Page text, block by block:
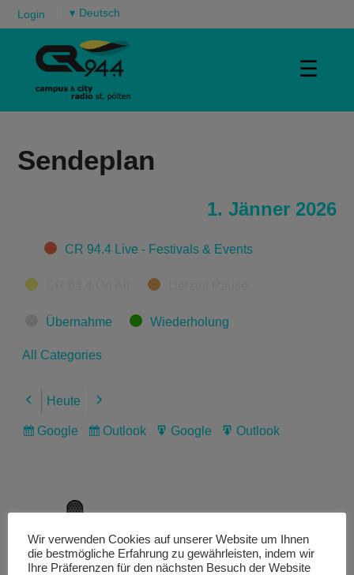
Login ▾
☰
Sendeplan
1. Jänner 2026
CategoriesCR 94.4 Live - Festivals & Events
Übernahme Wiederholung
All Categories
Previous
Heute Next
Subscribe
Google
Subscribe
Outlook
Export
Google
Export
Outlook
Livestream
Wir verwenden Cookies auf unserer Website um Ihnen
die bestmögliche Erfahrung zu gewährleisten, indem wir
Ihre Präferenzen für den nächsten Besuch der Website